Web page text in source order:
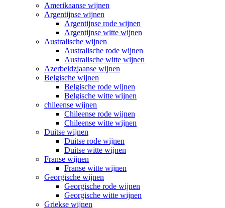
Amerikaanse wijnen
Argentijnse wijnen
Argentijnse rode wijnen
Argentijnse witte wijnen
Australische wijnen
Australische rode wijnen
Australische witte wijnen
Azerbeidzjaanse wijnen
Belgische wijnen
Belgische rode wijnen
Belgische witte wijnen
chileense wijnen
Chileense rode wijnen
Chileense witte wijnen
Duitse wijnen
Duitse rode wijnen
Duitse witte wijnen
Franse wijnen
Franse witte wijnen
Georgische wijnen
Georgische rode wijnen
Georgische witte wijnen
Griekse wijnen